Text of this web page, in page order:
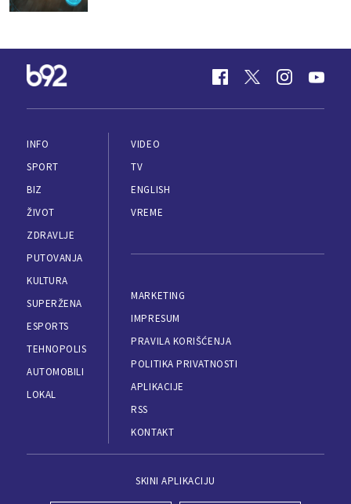
INFO
SPORT
BIZ
ŽIVOT
ZDRAVLJE
PUTOVANJA
KULTURA
SUPERŽENA
ESPORTS
TEHNOPOLIS
AUTOMOBILI
LOKAL
VIDEO
TV
ENGLISH
VREME
MARKETING
IMPRESUM
PRAVILA KORIŠĆENJA
POLITIKA PRIVATNOSTI
APLIKACIJE
RSS
KONTAKT
SKINI APLIKACIJU